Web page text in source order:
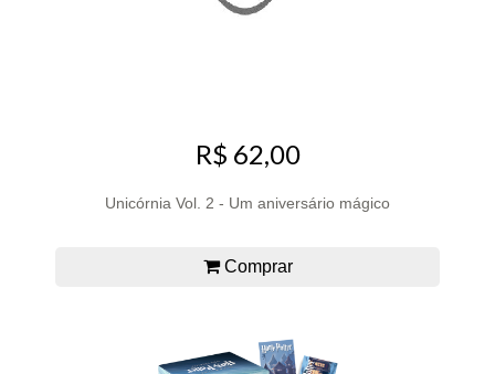
R$ 62,00
Unicórnia Vol. 2 - Um aniversário mágico
Comprar